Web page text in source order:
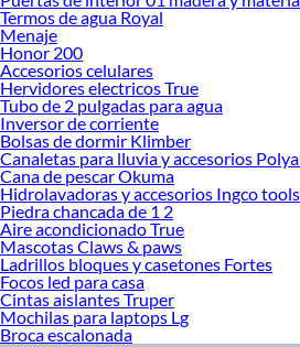
Impermeable para lluvia
Zapatos de seguridad
Ferreteria
Accesorios de Fijación
Cerraduras y quincallería
Electricidad
Gasfitería
Herramientas
Madera
Herramientas de construccion
Materiales de Construcción
Mudanza
Pegamentos y adhesivos
Pintura
Piso
Protección para Puertas y Ventanas
Puerta
Termos de agua Royal
Menaje
Honor 200
Accesorios celulares
Hervidores electricos True
Tubo de 2 pulgadas para agua
Inversor de corriente
Bolsas de dormir Klimber
Canaletas para lluvia y accesorios
Cana de pescar Okuma
Hidrolavadoras y accesorios Ingco tools
Piedra chancada de 1 2
Aire acondicionado True
Mascotas Claws & paws
Ladrillos bloques y casetones Fortes
Focos led para casa
Cintas aislantes Truper
Mochilas para laptops Lg
Broca escalonada